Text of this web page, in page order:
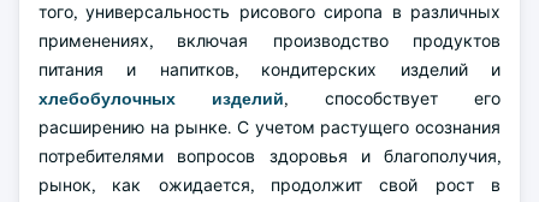
того, универсальность рисового сиропа в различных
применениях, включая производство продуктов
питания и напитков, кондитерских изделий и
хлебобулочных изделий, способствует его
расширению на рынке. С учетом растущего осознания
потребителями вопросов здоровья и благополучия,
рынок, как ожидается, продолжит свой рост в